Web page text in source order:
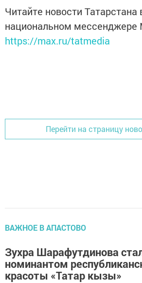
Читайте новости Татарстана
национальном мессенджере
https://max.ru/tatmedia
Перейти на страницу
ВАЖНОЕ В АПАСТОВО
Зухра Шарафутдинова
номинантом
красоты «Татар кызы»